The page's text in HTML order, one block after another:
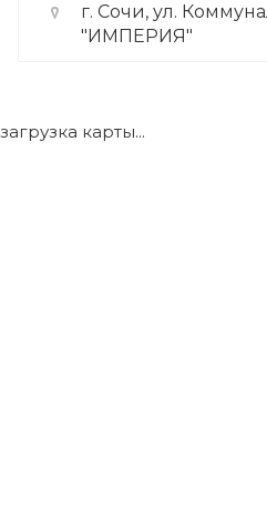
г. Сочи, ул.
"ИМПЕРИЯ"
загрузка карты...